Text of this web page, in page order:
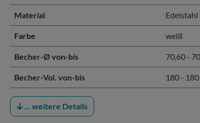
Material Edelstahl
Farbe weiß
Becher-Ø von-bis 70,60 -
Becher-Vol. von-bis 180 -
... weitere Details